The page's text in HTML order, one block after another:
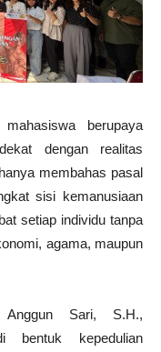
berupaya
dengan realitas
membahas pasal
sisi kemanusiaan
setiap individu tanpa
agama, maupun
Sari, S.H.,
bentuk kepedulian